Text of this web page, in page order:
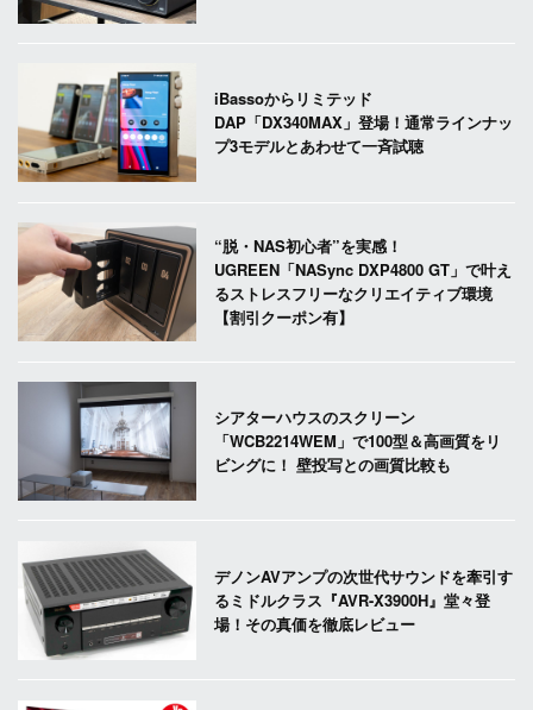
iBassoからリミテッド
DAP「DX340MAX」登場！通常ラインナッ
プ3モデルとあわせて一斉試聴
“脱・NAS初心者”を実感！
UGREEN「NASync DXP4800 GT」で叶え
るストレスフリーなクリエイティブ環境
【割引クーポン有】
シアターハウスのスクリーン
「WCB2214WEM」で100型＆高画質をリ
ビングに！ 壁投写との画質比較も
デノンAVアンプの次世代サウンドを牽引す
るミドルクラス『AVR-X3900H』堂々登
場！その真価を徹底レビュー